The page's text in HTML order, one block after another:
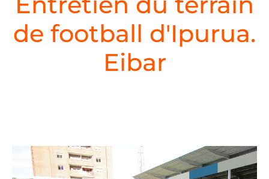
de football d'Ipurua.
Eibar